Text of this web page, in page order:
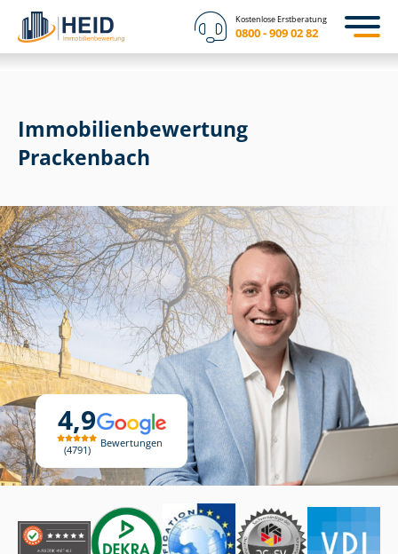
Kostenlose Erstberatung
0800 - 909 02 82
4,9
4791
Bewertungen
Immobilien­bewertung
Prackenbach